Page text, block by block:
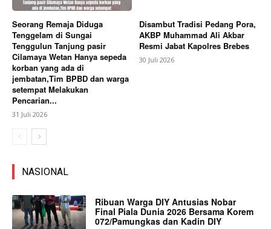
Seorang Remaja Diduga
Tenggelam di Sungai
Tenggulun Tanjung pasir
Cilamaya Wetan Hanya sepeda
korban yang ada di
jembatan,Tim BPBD dan warga
setempat Melakukan
Pencarian...
31 Juli 2026
Disambut Tradisi Pedang Pora,
AKBP Muhammad Ali Akbar
Resmi Jabat Kapolres Brebes
30 Juli 2026
NASIONAL
Ribuan Warga DIY Antusias Nobar
Final Piala Dunia 2026 Bersama Korem
072/Pamungkas dan Kadin DIY